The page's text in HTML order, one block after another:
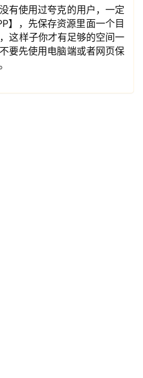
有使用过夸克的用户，一定
】，先保存资源里面一个目
这样子你才有足够的空间一
要先使用电脑端或者网页保